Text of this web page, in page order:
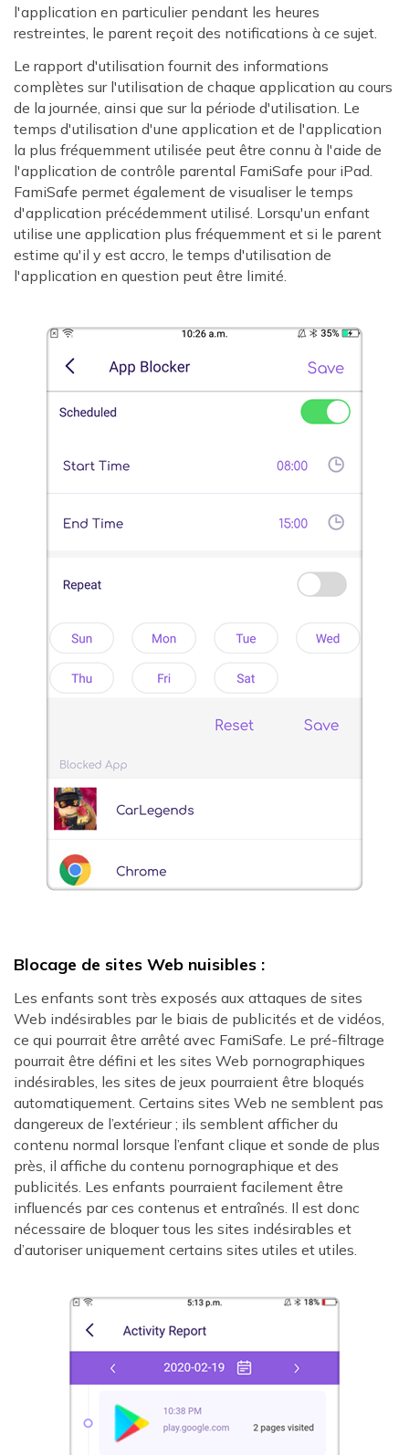
l'application en particulier pendant les heures
restreintes, le parent reçoit des notifications à ce sujet.
Le rapport d'utilisation fournit des informations
complètes sur l'utilisation de chaque application au cours
de la journée, ainsi que sur la période d'utilisation. Le
temps d'utilisation d'une application et de l'application
la plus fréquemment utilisée peut être connu à l'aide de
l'application de contrôle parental FamiSafe pour iPad.
FamiSafe permet également de visualiser le temps
d'application précédemment utilisé. Lorsqu'un enfant
utilise une application plus fréquemment et si le parent
estime qu'il y est accro, le temps d'utilisation de
l'application en question peut être limité.
Blocage de sites Web nuisibles :
Les enfants sont très exposés aux attaques de sites
Web indésirables par le biais de publicités et de vidéos,
ce qui pourrait être arrêté avec FamiSafe. Le pré-filtrage
pourrait être défini et les sites Web pornographiques
indésirables, les sites de jeux pourraient être bloqués
automatiquement. Certains sites Web ne semblent pas
dangereux de l’extérieur ; ils semblent afficher du
contenu normal lorsque l’enfant clique et sonde de plus
près, il affiche du contenu pornographique et des
publicités. Les enfants pourraient facilement être
influencés par ces contenus et entraînés. Il est donc
nécessaire de bloquer tous les sites indésirables et
d’autoriser uniquement certains sites utiles et utiles.